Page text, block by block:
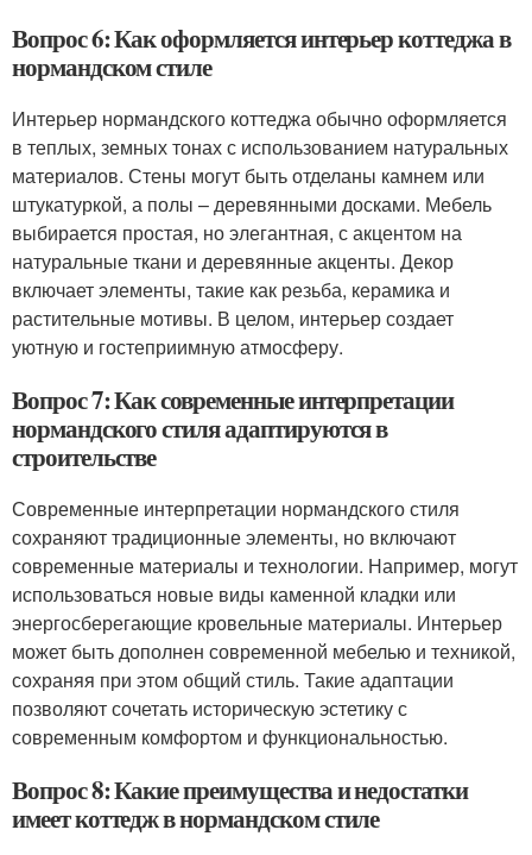
Вопрос 6: Как оформляется интерьер коттеджа в
нормандском стиле
Интерьер нормандского коттеджа обычно оформляется
в теплых, земных тонах с использованием натуральных
материалов. Стены могут быть отделаны камнем или
штукатуркой, а полы – деревянными досками. Мебель
выбирается простая, но элегантная, с акцентом на
натуральные ткани и деревянные акценты. Декор
включает элементы, такие как резьба, керамика и
растительные мотивы. В целом, интерьер создает
уютную и гостеприимную атмосферу.
Вопрос 7: Как современные интерпретации
нормандского стиля адаптируются в
строительстве
Современные интерпретации нормандского стиля
сохраняют традиционные элементы, но включают
современные материалы и технологии. Например, могут
использоваться новые виды каменной кладки или
энергосберегающие кровельные материалы. Интерьер
может быть дополнен современной мебелью и техникой,
сохраняя при этом общий стиль. Такие адаптации
позволяют сочетать историческую эстетику с
современным комфортом и функциональностью.
Вопрос 8: Какие преимущества и недостатки
имеет коттедж в нормандском стиле